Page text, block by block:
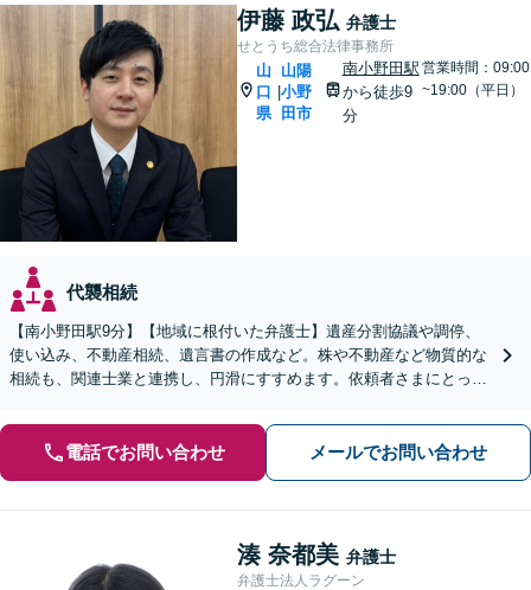
伊藤 政弘 弁護士
せとうち総合法律事務所
山
口
県
山陽
小野
田市
南小野田駅
から徒歩9
分
営業時間：09:00
~19:00（平日）
代襲相続
【南小野田駅9分】【地域に根付いた弁護士】遺産分割協議や調停、
使い込み、不動産相続、遺言書の作成など。株や不動産など物質的な
相続も、関連士業と連携し、円滑にすすめます。依頼者さまにとって
電話でお問い合わせ メールでお問い合わせ
湊 奈都美 弁護士
弁護士法人ラグーン